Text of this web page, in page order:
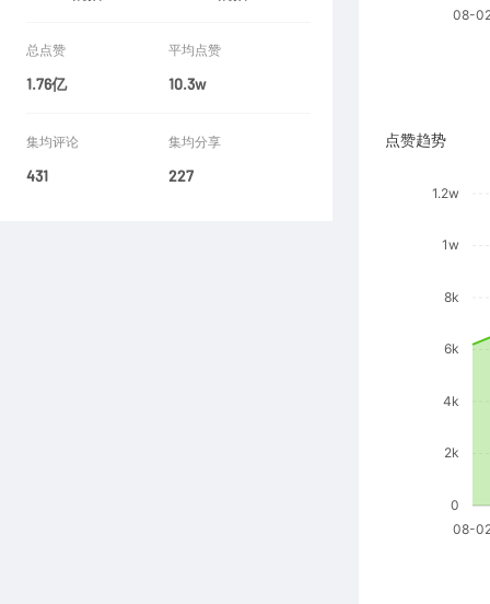
总点赞
1.76亿
平均点赞
10.3w
集均评论
431
集均分享
227
点赞趋势